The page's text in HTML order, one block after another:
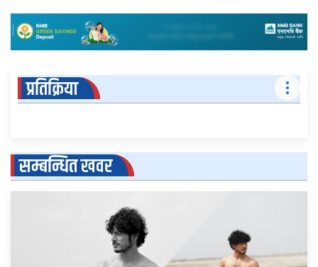
प्रतिक्रिया
सम्बन्धित खवर